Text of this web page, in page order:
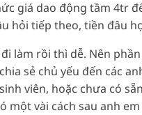
giá dao động tầm 4tr
hỏi tiếp theo, tiền đâu
làm rồi thì dễ. Nên
sẻ chủ yếu đến các
viên, hoặc chưa có
một vài cách sau anh